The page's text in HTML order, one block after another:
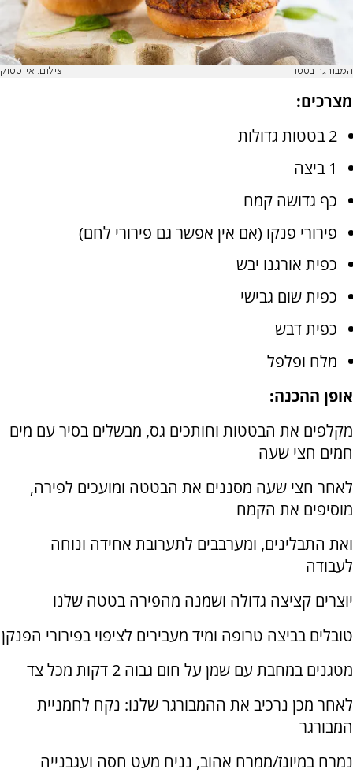
המבורגר בטטה צילום: אייסטוק
מצרכים:
2 בטטות גדולות
1 ביצה
כף גדושה קמח
פירורי פנקו (אם אין אפשר גם פירורי לחם)
כפית אורגנו יבש
כפית שום גבישי
כפית דבש
מלח ופלפל
אופן ההכנה:
מקלפים את הבטטות וחותכים גס, מבשלים בסיר עם מים
חמים חצי שעה
לאחר חצי שעה מסננים את הבטטה ומועכים לפירה,
מוסיפים את הקמח
ואת התבלינים, ומערבבים לתערובת אחידה ונוחה
לעבודה
יוצרים קציצה גדולה ושמנה מהפירה בטטה שלנו
טובלים בביצה טרופה ומיד מעבירים לציפוי בפירורי הפנקן
מטגנים במחבת עם שמן על חום גבוה 2 דקות מכל צד
לאחר מכן נרכיב את ההמבורגר שלנו: נקח לחמניית
המבורגר
נמרח במיונז/ממרח אהוב, נניח מעט חסה ועגבנייה